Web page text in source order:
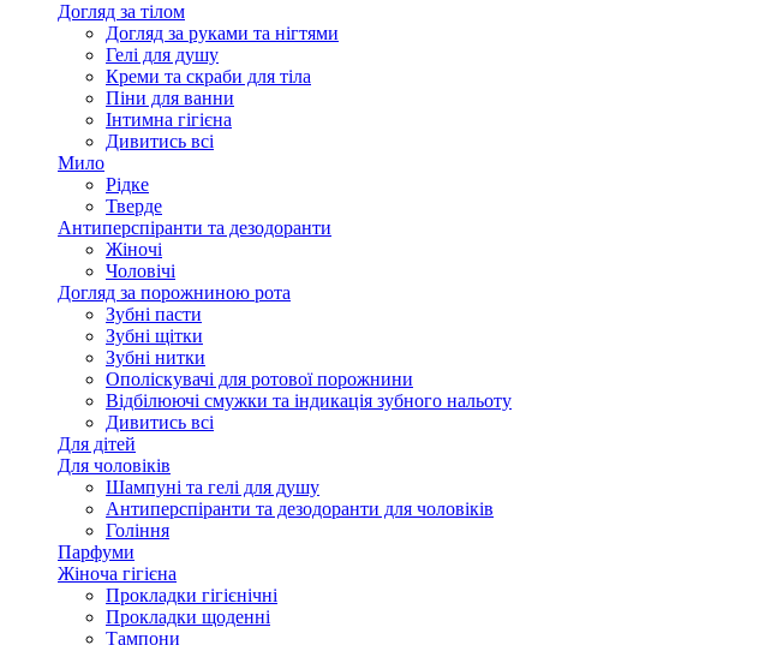
Догляд за тілом
Догляд за руками та нігтями
Гелі для душу
Креми та скраби для тіла
Піни для ванни
Інтимна гігієна
Дивитись всі
Мило
Рідке
Тверде
Антиперспіранти та дезодоранти
Жіночі
Чоловічі
Догляд за порожниною рота
Зубні пасти
Зубні щітки
Зубні нитки
Ополіскувачі для ротової порожнини
Відбілюючі смужки та індикація зубного нальоту
Дивитись всі
Для дітей
Для чоловіків
Шампуні та гелі для душу
Антиперспіранти та дезодоранти для чоловіків
Гоління
Парфуми
Жіноча гігієна
Прокладки гігієнічні
Прокладки щоденні
Тампони